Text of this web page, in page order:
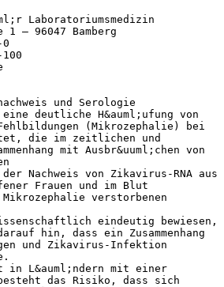
Laboratoriumsmedizin
– 96047 Bamberg
und Serologie
deutliche H&auml;ufung von
(Mikrozephalie) bei
die im zeitlichen und
mit Ausbr&uuml;chen von
Nachweis von Zikavirus-RNA aus
Frauen und im Blut
Mikrozephalie verstorbenen
eindeutig bewiesen,
hin, dass ein Zusammenhang
und Zikavirus-Infektion
in L&auml;ndern mit einer
das Risiko, dass sich